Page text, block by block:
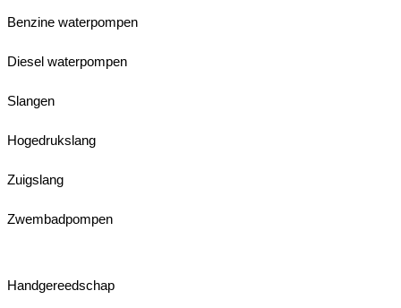
Benzine waterpompen
Diesel waterpompen
Slangen
Hogedrukslang
Zuigslang
Zwembadpompen
Handgereedschap